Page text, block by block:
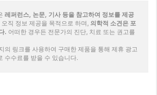
레퍼런스, 논문, 기사 등을 참고하여 정보를 제공
직 정보 제공을 목적으로 하며, 의학적 소견은 포
. 어떠한 경우든 전문가의 진단, 치료 또는 권고를
의 링크를 사용하여 구매한 제품을 통해 제휴 광고
수수료를 받을 수 있습니다.